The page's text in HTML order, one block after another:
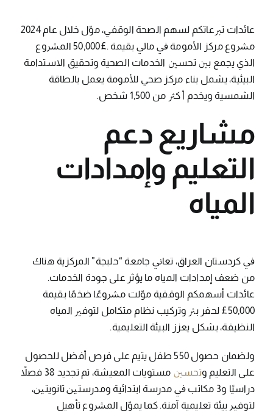
ﻋﺎﺋﺪات ﺗﱪﻋﺎﺗﻜﻢ ﻟﺴﻬﻢ اﻟﺼﺤﺔ اﻟﻮﻗﻔﻲ، ﻣﻮّل ﺧﻼل ﻋﺎم 2024
ﻣﴩوع ﻣﺮﻛﺰ اﻷﻣﻮﻣﺔ ﰲ ﻣﺎﱄ ﺑﻘﻴﻤﺔ .£50,000 اﻟﻤﴩوع
اﻟﺬي ﻳﺠﻤﻊ ﺑﲔ ﺗﺤﺴﲔ اﻟﺨﺪﻣﺎت اﻟﺼﺤﻴﺔ وﺗﺤﻘﻴﻖ اﻻﺳﺘﺪاﻣﺔ
اﻟﺒﻴﺌﻴﺔ، ﻳﺸﻤﻞ ﺑﻨﺎء ﻣﺮﻛﺰ ﺻﺤﻲ ﻟﻸﻣﻮﻣﺔ ﻳﻌﻤﻞ ﺑﺎﻟﻄﺎﻗﺔ
اﻟﺸﻤﺴﻴﺔ وﻳﺨﺪم أ ﻛﱶ ﻣﻦ 1,500 ﺷﺨﺺ.
ﻣﺸﺎرﻳﻊ دﻋﻢ
اﻟﺘﻌﻠﻴﻢ وإﻣﺪادات
اﻟﻤﻴﺎه
ﰲ ﻛﺮدﺳﺘﺎن اﻟﻌﺮاق، ﺗﻌﺎﱐ ﺟﺎﻣﻌﺔ “ﺣﻠﺒﺠﺔ” اﻟﻤﺮﻛﺰﻳﺔ ﻫﻨﺎك
ﻣﻦ ﺿﻌﻒ إﻣﺪادات اﻟﻤﻴﺎه ﻣﺎ ﻳﺆﺛﺮ ﻋﻠﻰ ﺟﻮدة اﻟﺨﺪﻣﺎت.
ﻋﺎﺋﺪات أﺳﻬﻤﻜﻢ اﻟﻮﻗﻔﻴﺔ ﻣﻮّﻟﺖ ﻣﴩوﻋًﺎ ﺿﺨﻤًﺎ ﺑﻘﻴﻤﺔ
50,000£ ﻟﺤﻔﺮ ﺑﱤ وﺗﺮﻛﻴﺐ ﻧﻈﺎم ﻣﺘﻜﺎﻣﻞ ﻟﺘﻮﻓﲑ اﻟﻤﻴﺎه
اﻟﻨﻈﻴﻔﺔ، ﺑﺸﻜﻞ ﻳﻌﺰز اﻟﺒﻴﺌﺔ اﻟﺘﻌﻠﻴﻤﻴﺔ.
وﻟﻀﻤﺎن ﺣﺼﻮل 550 ﻃﻔﻞ ﻳﺘﻴﻢ ﻋﻠﻰ ﻓﺮص أﻓﻀﻞ ﻟﻠﺤﺼﻮل
ﻋﻠﻰ اﻟﺘﻌﻠﻴﻢ وﺗﺤﺴﲔ
ﻣﺴﺘﻮﻳﺎت اﻟﻤﻌﻴﺸﺔ، ﺗﻢ ﺗﺠﺪﻳﺪ 38 ﻓﺼﻼً
دراﺳﻴًﺎ و3 ﻣﻜﺎﺗﺐ ﰲ ﻣﺪرﺳﺔ اﺑﺘﺪاﺋﻴﺔ وﻣﺪرﺳﺘﲔ ﺛﺎﻧﻮﻳﺘﲔ،
ﻟﺘﻮﻓﲑ ﺑﻴﺌﺔ ﺗﻌﻠﻴﻤﻴﺔ آﻣﻨﺔ. ﻛﻤﺎ ﻳﻤﻮّل اﻟﻤﴩوع ﺗﺄﻫﻴﻞ